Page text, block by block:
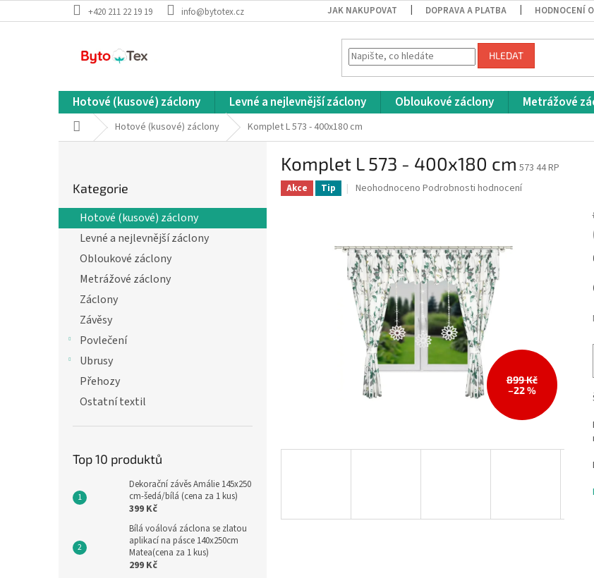
na
+420 211 22 19 19 info@bytotex.cz JAK NAKUPOVAT DOPRAVA A PLATBA HODNOCENÍ
HLEDAT
Hotové (kusové) záclony Levné a nejlevnější záclony Obloukové záclony Metrážové
Domů Hotové (kusové) záclony Komplet L 573 - 400x180 cm
r
a
kategorie
Kategorie
Hotové (kusové) záclony
Levné a nejlevnější záclony
Obloukové záclony
Metrážové záclony
Záclony
Závěsy
Povlečení
Ubrusy
Přehozy
Ostatní textil
Top 10 produktů
Dekorační závěs Amálie 145x250
cm-šedá/bílá (cena za 1 kus)
399 Kč
Bílá voálová záclona se zlatou
aplikací na pásce 140x250cm
Matea(cena za 1 kus)
299 Kč
Komplet L 573 - 400x180 cm 573 44 RP
Akce Tip
Průměrné
z
5
hvězdiček.
Neohodnoceno Podrobnosti hodnocení
899 Kč
–22 %